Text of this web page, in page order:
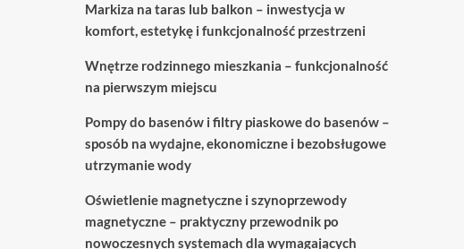
Markiza na taras lub balkon – inwestycja w
komfort, estetykę i funkcjonalność przestrzeni
Wnętrze rodzinnego mieszkania – funkcjonalność
na pierwszym miejscu
Pompy do basenów i filtry piaskowe do basenów –
sposób na wydajne, ekonomiczne i bezobsługowe
utrzymanie wody
Oświetlenie magnetyczne i szynoprzewody
magnetyczne – praktyczny przewodnik po
nowoczesnych systemach dla wymagających